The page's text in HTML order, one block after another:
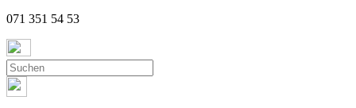
071 351 54 53